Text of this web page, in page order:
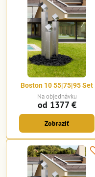
Boston 10 55|75|95 Set
Na objednávku
od 1377 €
Zobraziť